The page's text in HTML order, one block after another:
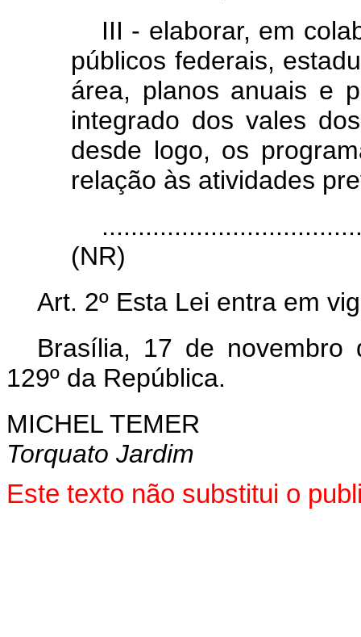
III - elaborar, em
públicos federais,
área, planos anuais e
integrado dos vales
desde logo, os
relação às atividades
(NR)
Art. 2º Esta Lei entra em
Brasília, 17 de novembro
129º da República.
MICHEL TEMER
Torquato Jardim
Este texto não substitui o